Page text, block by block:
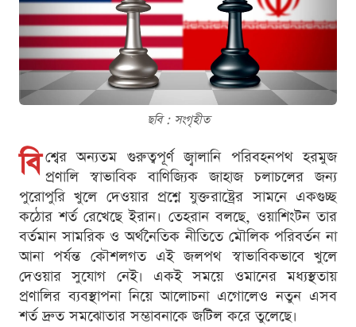
ছবি : সংগৃহীত
বি শ্বের অন্যতম গুরুত্বপূর্ণ জ্বালানি পরিবহনপথ হরমুজ
প্রণালি স্বাভাবিক বাণিজ্যিক জাহাজ চলাচলের জন্য
পুরোপুরি খুলে দেওয়ার প্রশ্নে যুক্তরাষ্ট্রের সামনে একগুচ্ছ
কঠোর শর্ত রেখেছে ইরান। তেহরান বলছে, ওয়াশিংটন তার
বর্তমান সামরিক ও অর্থনৈতিক নীতিতে মৌলিক পরিবর্তন না
আনা পর্যন্ত কৌশলগত এই জলপথ স্বাভাবিকভাবে খুলে
দেওয়ার সুযোগ নেই। একই সময়ে ওমানের মধ্যস্থতায়
প্রণালির ব্যবস্থাপনা নিয়ে আলোচনা এগোলেও নতুন এসব
শর্ত দ্রুত সমঝোতার সম্ভাবনাকে জটিল করে তুলেছে।